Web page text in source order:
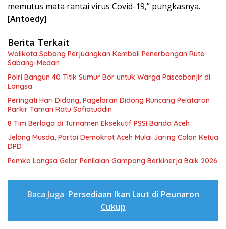
memutus mata rantai virus Covid-19,” pungkasnya.
[Antoedy]
Berita Terkait
Walikota Sabang Perjuangkan Kembali Penerbangan Rute
Sabang-Medan
Polri Bangun 40 Titik Sumur Bor untuk Warga Pascabanjir di
Langsa
Peringati Hari Didong, Pagelaran Didong Runcang Pelataran
Parkir Taman Ratu Safiatuddin
8 Tim Berlaga di Turnamen Eksekutif PSSI Banda Aceh
Jelang Musda, Partai Demokrat Aceh Mulai Jaring Calon Ketua
DPD
Pemko Langsa Gelar Penilaian Gampong Berkinerja Baik 2026
Baca Juga Persediaan Ikan Laut di Peunaron
Cukup